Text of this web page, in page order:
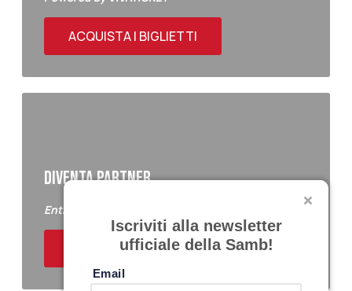
ACQUISTA I BIGLIETTI
DIVENTA PARTNER
Entra a far parte del Samb Business Club
ACQUISTA I BIGLIETTI
Iscriviti alla newsletter
ufficiale della Samb!
Email